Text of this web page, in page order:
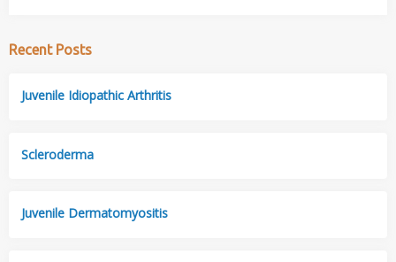
Recent Posts
Juvenile Idiopathic Arthritis
Scleroderma
Juvenile Dermatomyositis